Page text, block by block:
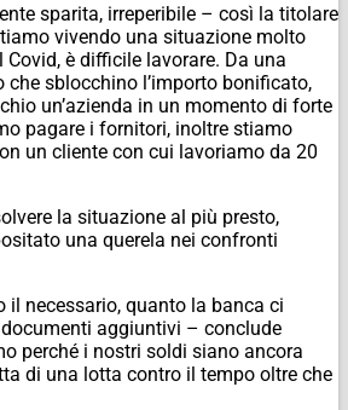
sparita, irreperibile – così la titolare
vivendo una situazione molto
è difficile lavorare. Da una
sblocchino l’importo bonificato,
un’azienda in un momento di forte
pagare i fornitori, inoltre stiamo
un cliente con cui lavoriamo da 20
la situazione al più presto,
una querela nei confronti
il necessario, quanto la banca ci
aggiuntivi – conclude
perché i nostri soldi siano ancora
di una lotta contro il tempo oltre che